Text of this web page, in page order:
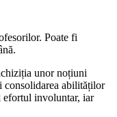
Poate fi
unor noțiuni
consolidarea abilităților
efortul involuntar, iar